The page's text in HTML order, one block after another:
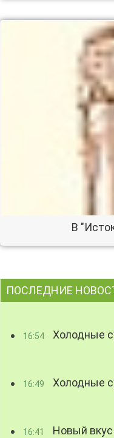
В
ПОСЛЕДНИЕ
16:54 Холодные
16:49 Холодные
16:41
Новый